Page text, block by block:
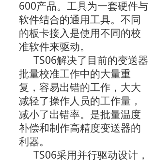
600产品。工具为一套硬件与
软件结合的通用工具。不同
的板卡接入是使用不同的校
准软件来驱动。
TS06解决了目前的变送器
批量校准工作中的大量重
复，容易出错的工作，大大
减轻了操作人员的工作量，
减小了出错率。是批量温度
补偿和制作高精度变送器的
利器。
TS06采用并行驱动设计，